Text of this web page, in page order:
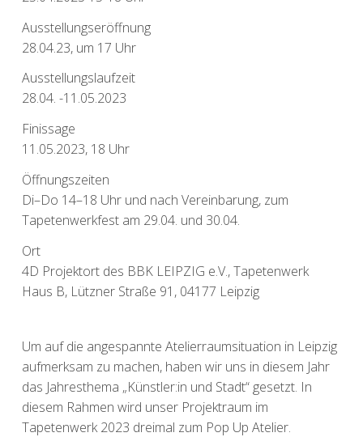
Ausstellungseröffnung
28.04.23, um 17 Uhr
Ausstellungslaufzeit
28.04. -11.05.2023
Finissage
11.05.2023, 18 Uhr
Öffnungszeiten
Di–Do 14–18 Uhr und nach Vereinbarung, zum
Tapetenwerkfest am 29.04. und 30.04.
Ort
4D Projektort des BBK LEIPZIG e.V., Tapetenwerk
Haus B, Lützner Straße 91, 04177 Leipzig
Um auf die angespannte Atelierraumsituation in Leipzig
aufmerksam zu machen, haben wir uns in diesem Jahr
das Jahresthema „Künstler:in und Stadt“ gesetzt. In
diesem Rahmen wird unser Projektraum im
Tapetenwerk 2023 dreimal zum Pop Up Atelier.